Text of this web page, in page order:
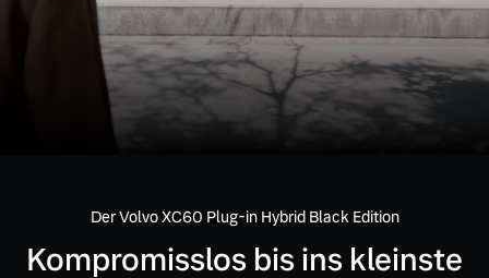
Mild-Hybrid
4 Modelle
Geschäftskunden
Volvo Gebrauchtwagenbörse
Gebrauchtwagen
Zubehörkatalog
Kontakt und Anfahrt
Karriere
Der Volvo XC60 Plug-in Hybrid Black Edition
Kompromisslos bis ins kleinste